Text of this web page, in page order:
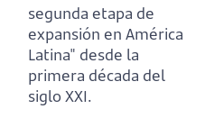
segunda etapa de
expansión en América
Latina" desde la
primera década del
siglo XXI.